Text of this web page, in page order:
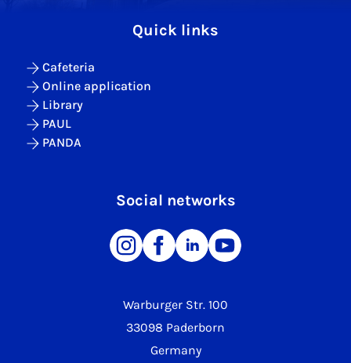
Warburger Str. 100
33098 Paderborn
Germany
Quick links
Cafeteria
Online application
Library
PAUL
PANDA
Social networks